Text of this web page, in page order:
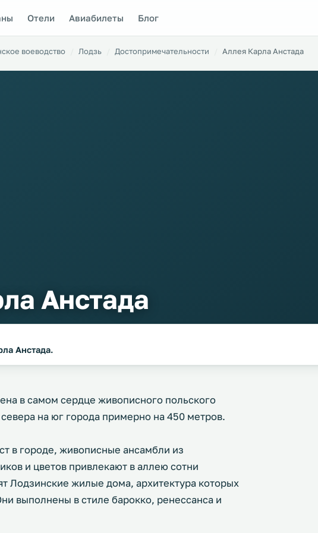
Отели Авиабилеты Блог
воеводство Лодзь Достопримечательности Аллея Карла Анстада
Анстада
Анстада.
в самом сердце живописного польского
на юг города примерно на 450 метров.
в городе, живописные ансамбли из
и цветов привлекают в аллею сотни
Лодзинские жилые дома, архитектура которых
выполнены в стиле барокко, ренессанса и